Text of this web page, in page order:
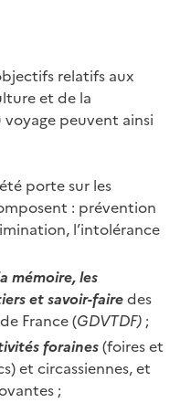
relatifs aux
et de la
peuvent ainsi
porte sur les
: prévention
l’intolérance
mémoire, les
et savoir-fairedes
France (GDVTDF) ;
foraines(foires et
et circassiennes, et
;